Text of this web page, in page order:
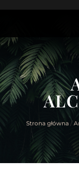
Strona główna /